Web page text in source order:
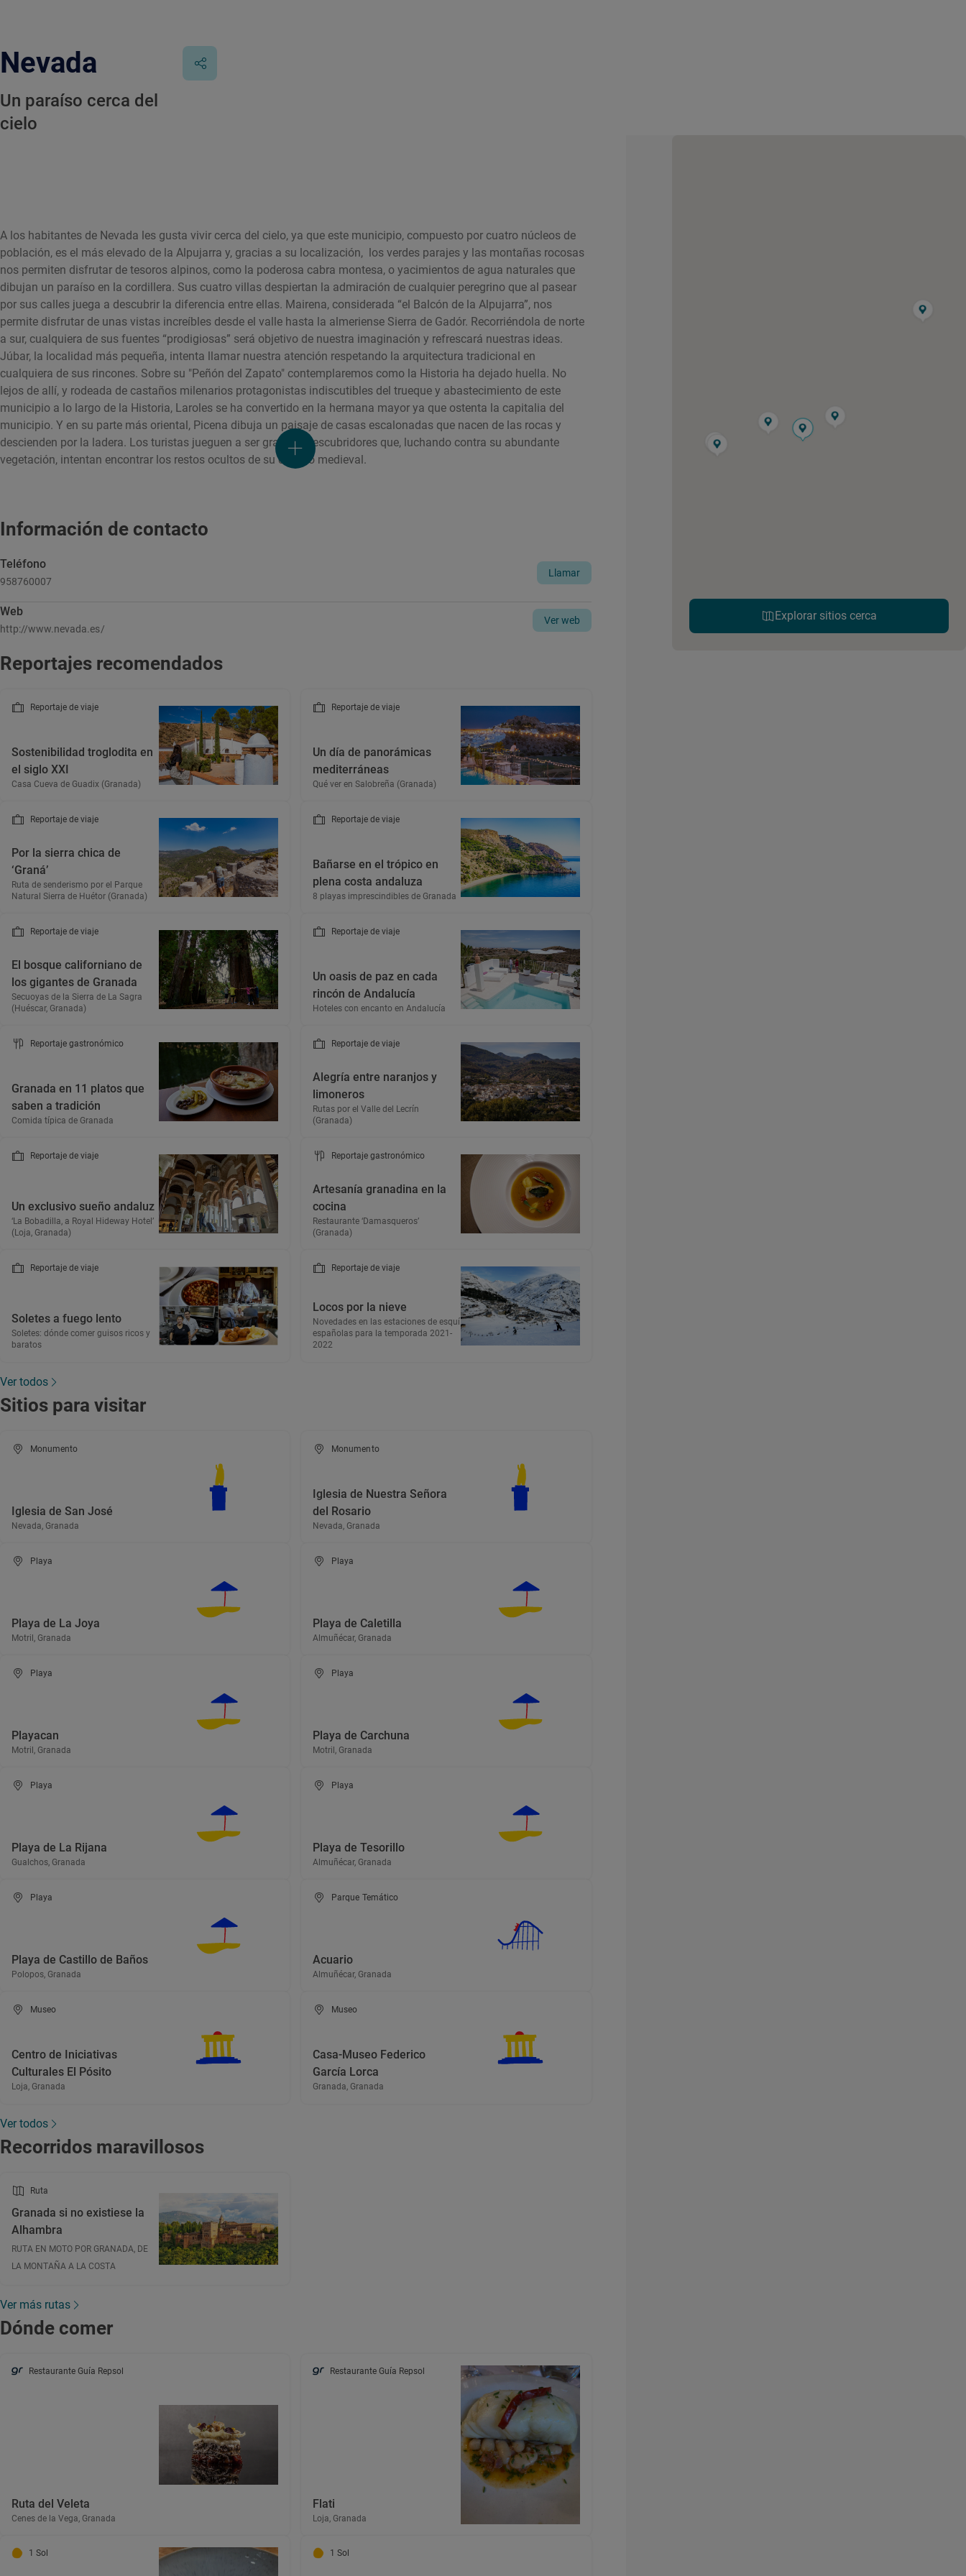
Nevada
Un paraíso cerca del
cielo
A los habitantes de Nevada les gusta vivir cerca del cielo, ya que este municipio, compuesto por cuatro núcleos de
población, es el más elevado de la Alpujarra y, gracias a su localización, los verdes parajes y las montañas rocosas
nos permiten disfrutar de tesoros alpinos, como la poderosa cabra montesa, o yacimientos de agua naturales que
dibujan un paraíso en la cordillera. Sus cuatro villas despiertan la admiración de cualquier peregrino que al pasear
por sus calles juega a descubrir la diferencia entre ellas. Mairena, considerada “el Balcón de la Alpujarra”, nos
permite disfrutar de unas vistas increíbles desde el valle hasta la almeriense Sierra de Gadór. Recorriéndola de norte
a sur, cualquiera de sus fuentes “prodigiosas” será objetivo de nuestra imaginación y refrescará nuestras ideas.
Júbar, la localidad más pequeña, intenta llamar nuestra atención respetando la arquitectura tradicional en
cualquiera de sus rincones. Sobre su "Peñón del Zapato" contemplaremos como la Historia ha dejado huella. No
lejos de allí, y rodeada de castaños milenarios protagonistas indiscutibles del trueque y abastecimiento de este
municipio a lo largo de la Historia, Laroles se ha convertido en la hermana mayor ya que ostenta la capitalia del
municipio. Y en su parte más oriental, Picena dibuja un paisaje de casas escalonadas que nacen de las rocas y
descienden por la ladera. Los turistas jueguen a ser grandes descubridores que, luchando contra su abundante
vegetación, intentan encontrar los restos ocultos de su castillo medieval.
Información de contacto
Teléfono
958760007
Llamar
Web
http://www.nevada.es/
Ver web
Reportajes recomendados
Reportaje de viaje
Sostenibilidad troglodita en
el siglo XXI
Casa Cueva de Guadix (Granada)
Reportaje de viaje
Un día de panorámicas
mediterráneas
Qué ver en Salobreña (Granada)
Reportaje de viaje
Por la sierra chica de
‘Graná’
Ruta de senderismo por el Parque
Natural Sierra de Huétor (Granada)
Reportaje de viaje
Bañarse en el trópico en
plena costa andaluza
8 playas imprescindibles de Granada
Reportaje de viaje
El bosque californiano de
los gigantes de Granada
Secuoyas de la Sierra de La Sagra
(Huéscar, Granada)
Reportaje de viaje
Un oasis de paz en cada
rincón de Andalucía
Hoteles con encanto en Andalucía
Reportaje gastronómico
Granada en 11 platos que
saben a tradición
Comida típica de Granada
Reportaje de viaje
Alegría entre naranjos y
limoneros
Rutas por el Valle del Lecrín
(Granada)
Reportaje de viaje
Un exclusivo sueño andaluz
‘La Bobadilla, a Royal Hideway Hotel’
(Loja, Granada)
Reportaje gastronómico
Artesanía granadina en la
cocina
Restaurante ‘Damasqueros’
(Granada)
Reportaje de viaje
Soletes a fuego lento
Soletes: dónde comer guisos ricos y
baratos
Reportaje de viaje
Locos por la nieve
Novedades en las estaciones de esquí
españolas para la temporada 2021-
2022
Ver todos
Sitios para visitar
Monumento
Iglesia de San José
Nevada, Granada
Monumento
Iglesia de Nuestra Señora
del Rosario
Nevada, Granada
Playa
Playa de La Joya
Motril, Granada
Playa
Playa de Caletilla
Almuñécar, Granada
Playa
Playacan
Motril, Granada
Playa
Playa de Carchuna
Motril, Granada
Playa
Playa de La Rijana
Gualchos, Granada
Playa
Playa de Tesorillo
Almuñécar, Granada
Playa
Playa de Castillo de Baños
Polopos, Granada
Parque Temático
Acuario
Almuñécar, Granada
Museo
Centro de Iniciativas
Culturales El Pósito
Loja, Granada
Museo
Casa-Museo Federico
García Lorca
Granada, Granada
Ver todos
Recorridos maravillosos
Ruta
Granada si no existiese la
Alhambra
RUTA EN MOTO POR GRANADA, DE
LA MONTAÑA A LA COSTA
Ver más rutas
Dónde comer
Restaurante Guía Repsol
Ruta del Veleta
Cenes de la Vega, Granada
Restaurante Guía Repsol
Flati
Loja, Granada
1 Sol 1 Sol
Explorar sitios cerca